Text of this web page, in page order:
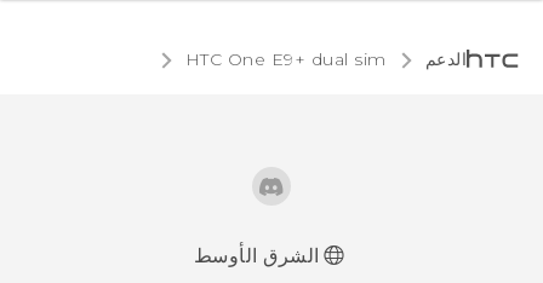
الدعم HTC One E9+ dual sim‎
الشرق الأوسط